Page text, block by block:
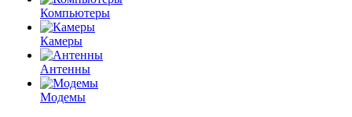
Компьютеры
Камеры
Антенны
Модемы